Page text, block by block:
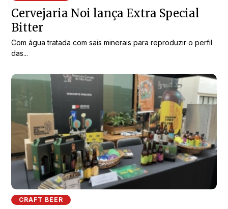
Cervejaria Noi lança Extra Special
Bitter
Com água tratada com sais minerais para reproduzir o perfil
das...
CRAFT BEER